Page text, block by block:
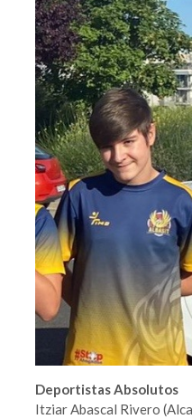
Deportistas Absolutos
Itziar Abascal Rivero